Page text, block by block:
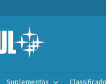
Suplementos